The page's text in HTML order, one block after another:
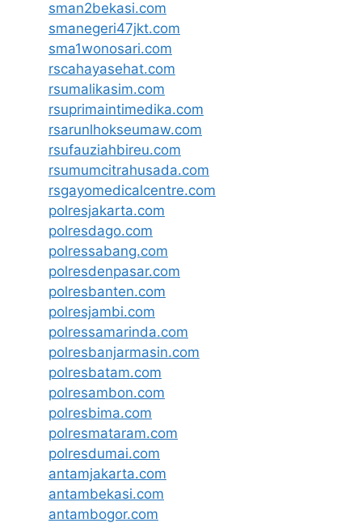
sman2bekasi.com
smanegeri47jkt.com
sma1wonosari.com
rscahayasehat.com
rsumalikasim.com
rsuprimaintimedika.com
rsarunlhokseumaw.com
rsufauziahbireu.com
rsumumcitrahusada.com
rsgayomedicalcentre.com
polresjakarta.com
polresdago.com
polressabang.com
polresdenpasar.com
polresbanten.com
polresjambi.com
polressamarinda.com
polresbanjarmasin.com
polresbatam.com
polresambon.com
polresbima.com
polresmataram.com
polresdumai.com
antamjakarta.com
antambekasi.com
antambogor.com